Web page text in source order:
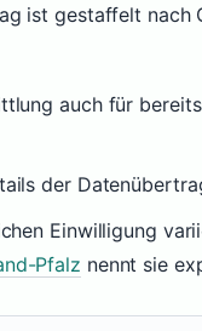
ist gestaffelt nach
auch für
der
Einwilligung
Pfalz nennt sie